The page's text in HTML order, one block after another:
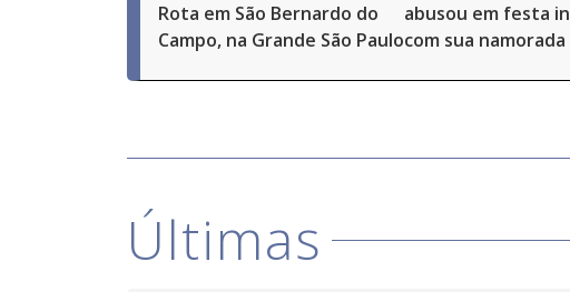
Rota em São Bernardo do
Campo, na Grande São Paulo
abusou em festa
com sua namorada
Últimas